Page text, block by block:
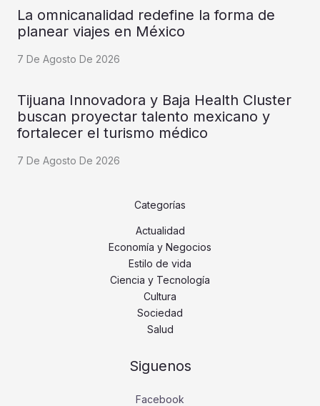
La omnicanalidad redefine la forma de
planear viajes en México
7 De Agosto De 2026
Tijuana Innovadora y Baja Health Cluster
buscan proyectar talento mexicano y
fortalecer el turismo médico
7 De Agosto De 2026
Categorías
Actualidad
Economía y Negocios
Estilo de vida
Ciencia y Tecnología
Cultura
Sociedad
Salud
Siguenos
Facebook